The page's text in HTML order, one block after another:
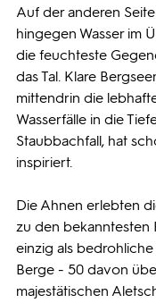
Auf der anderen
hingegen Wasser im
die feuchteste
das Tal. Klare
mittendrin die
Wasserfälle in die
Staubbachfall, hat
inspiriert.
Die Ahnen erlebten
zu den bekanntesten
einzig als
Berge - 50 davon
majestätischen